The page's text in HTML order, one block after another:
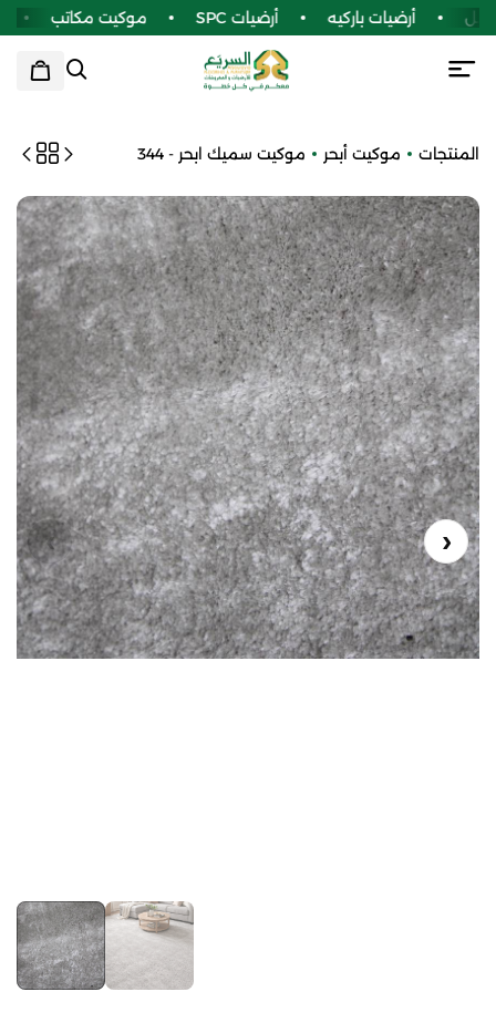
أرضيات باركيه أرضيات SPC موكيت مكاتب
المنتجات موكيت أبحر موكيت سميك ابحر - 344